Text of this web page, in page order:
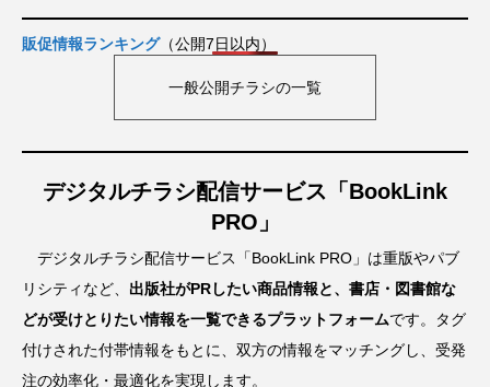
販促情報ランキング（公開7日以内）
一般公開チラシの一覧
デジタルチラシ配信サービス「BookLink
PRO」
デジタルチラシ配信サービス「BookLink PRO」は重版やパブ
リシティなど、 出版社がPRしたい商品情報と、書店・図書館な
どが受けとりたい情報を一覧できるプラットフォームです。タグ
付けされた付帯情報をもとに、双方の情報をマッチングし、受発
注の効率化・最適化を実現します。